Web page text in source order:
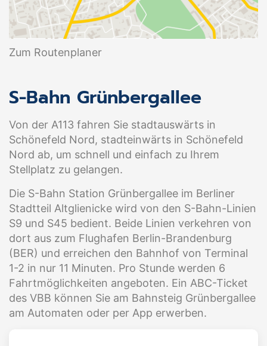
Zum Routenplaner
S-Bahn Grünbergallee
Von der A113 fahren Sie stadtauswärts in
Schönefeld Nord, stadteinwärts in Schönefeld
Nord ab, um schnell und einfach zu Ihrem
Stellplatz zu gelangen.
Die S-Bahn Station Grünbergallee im Berliner
Stadtteil Altglienicke wird von den S-Bahn-Linien
S9 und S45 bedient. Beide Linien verkehren von
dort aus zum Flughafen Berlin-Brandenburg
(BER) und erreichen den Bahnhof von Terminal
1-2 in nur 11 Minuten. Pro Stunde werden 6
Fahrtmöglichkeiten angeboten. Ein ABC-Ticket
des VBB können Sie am Bahnsteig Grünbergallee
am Automaten oder per App erwerben.